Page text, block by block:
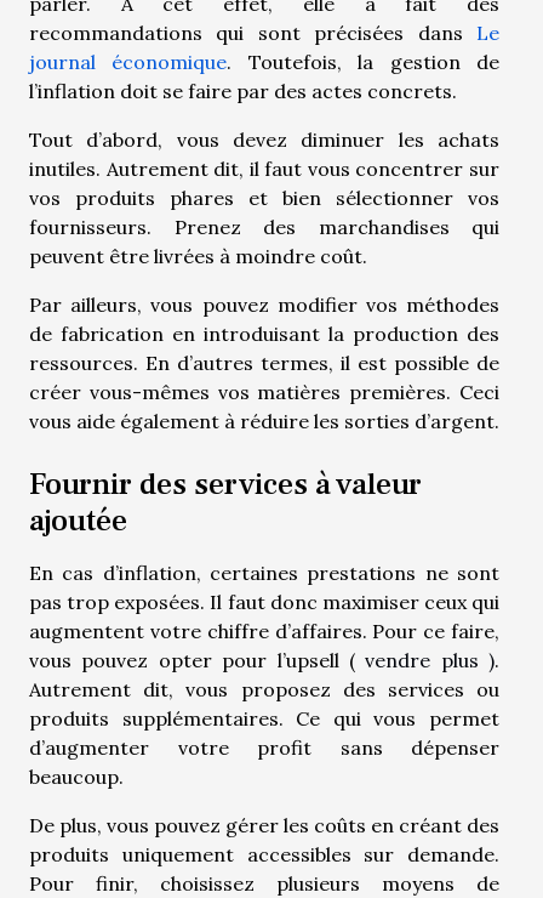
recommandations qui sont précisées dans Le
journal économique. Toutefois, la gestion de
l’inflation doit se faire par des actes concrets.
Tout d’abord, vous devez diminuer les achats
inutiles. Autrement dit, il faut vous concentrer sur
vos produits phares et bien sélectionner vos
fournisseurs. Prenez des marchandises qui
peuvent être livrées à moindre coût.
Par ailleurs, vous pouvez modifier vos méthodes
de fabrication en introduisant la production des
ressources. En d’autres termes, il est possible de
créer vous-mêmes vos matières premières. Ceci
vous aide également à réduire les sorties d’argent.
Fournir des services à valeur
ajoutée
En cas d’inflation, certaines prestations ne sont
pas trop exposées. Il faut donc maximiser ceux qui
augmentent votre chiffre d’affaires. Pour ce faire,
vous pouvez opter pour l’upsell (vendre plus ).
Autrement dit, vous proposez des services ou
produits supplémentaires. Ce qui vous permet
d’augmenter votre profit sans dépenser
beaucoup.
De plus, vous pouvez gérer les coûts en créant des
produits uniquement accessibles sur demande.
Pour finir, choisissez plusieurs moyens de